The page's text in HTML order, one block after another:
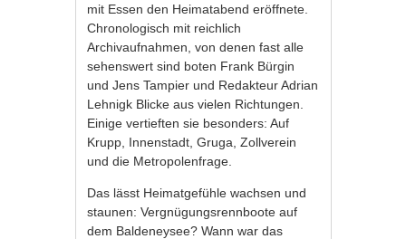
mit Essen den Heimatabend eröffnete.
Chronologisch mit reichlich
Archivaufnahmen, von denen fast alle
sehenswert sind boten Frank Bürgin
und Jens Tampier und Redakteur Adrian
Lehnigk Blicke aus vielen Richtungen.
Einige vertieften sie besonders: Auf
Krupp, Innenstadt, Gruga, Zollverein
und die Metropolenfrage.
Das lässt Heimatgefühle wachsen und
staunen: Vergnügungsrennboote auf
dem Baldeneysee? Wann war das